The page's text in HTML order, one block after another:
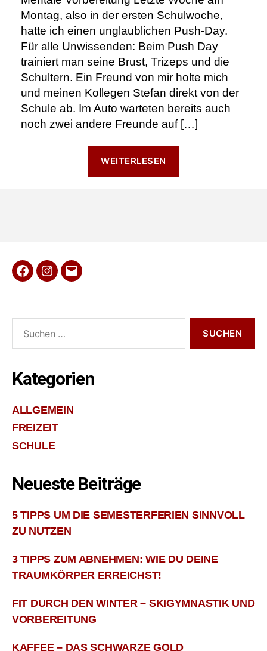
Montag, also in der ersten Schulwoche,
hatte ich einen unglaublichen Push-Day.
Für alle Unwissenden: Beim Push Day
trainiert man seine Brust, Trizeps und die
Schultern. Ein Freund von mir holte mich
und meinen Kollegen Stefan direkt von der
Schule ab. Im Auto warteten bereits auch
noch zwei andere Freunde auf […]
WEITERLESEN
Facebook
Instagram
E-
nach:
Kategorien
ALLGEMEIN
FREIZEIT
SCHULE
Neueste Beiträge
5 TIPPS UM DIE SEMESTERFERIEN SINNVOLL
ZU NUTZEN
3 TIPPS ZUM ABNEHMEN: WIE DU DEINE
TRAUMKÖRPER ERREICHST!
FIT DURCH DEN WINTER – SKIGYMNASTIK UND
VORBEREITUNG
KAFFEE – DAS SCHWARZE GOLD